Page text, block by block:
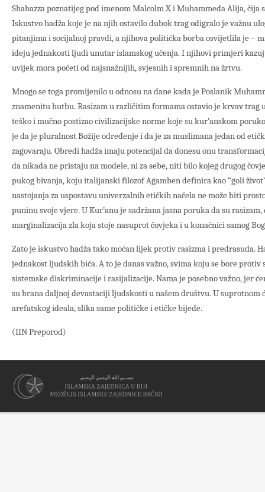
Shabazza poznatijeg pod imenom Malcolm X i Muhammeda Alija, čija
Iskustvo hadža koje je na njih ostavilo dubok trag odigralo je važnu
pitanjima i socijalnoj pravdi, a njihova politička borba osvijetlila je –
ideju jednakosti ljudi unutar islamskog učenja. I njihovi primjeri
uvijek mora početi od najsnažnijih, svjesnih i spremnih na žrtvu.
Mnogo se toga promijenilo u odnosu na dane kada je Poslanik
znamenitu hutbu. Rasizam u različitim formama ostavio je krvav trag
teško i mučno postizao civilizacijske norme koje su kur’anskom
je da je pluralnost Božije određenje i da je za muslimana jedan od
zagovaraju. Obredi hadža imaju potencijal da donesu onu
da nikada ne pristaju na modele, ni za sebe, niti bilo kojeg drugog
pukog bivanja, koju italijanski filozof Agamben definira kao “goli
nastojanja za uspostavu univerzalnih etičkih načela ne može biti
puninu svoje vjere. U Kur’anu je sadržana jasna poruka da su
marginalizacija zla koja stoje nasuprot čovjeka i u konačnici samog
Zato je iskustvo hadža tako moćan lijek protiv rasizma i predrasuda.
jednakost ljudskih bića. A to je danas važno, svima koju se bore
sistemske diskriminacije i rasijalizacije. Nama je posebno važno, jer
su brana daljnoj devastaciji ljudskosti u našem društvu. U suprotnom
arefatskog ideala, slika same političke i etičke bijede.
(IIN Preporod)